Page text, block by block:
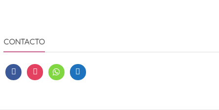
CONTACTO